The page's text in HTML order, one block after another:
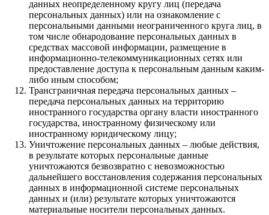
данных неопределенному кругу лиц (передача
персональных данных) или на ознакомление с
персональными данными неограниченного круга лиц, в
том числе обнародование персональных данных в
средствах массовой информации, размещение в
информационно-телекоммуникационных сетях или
предоставление доступа к персональным данным каким-
либо иным способом;
Трансграничная передача персональных данных –
передача персональных данных на территорию
иностранного государства органу власти иностранного
государства, иностранному физическому или
иностранному юридическому лицу;
Уничтожение персональных данных – любые действия,
в результате которых персональные данные
уничтожаются безвозвратно с невозможностью
дальнейшего восстановления содержания персональных
данных в информационной системе персональных
данных и (или) результате которых уничтожаются
материальные носители персональных данных.